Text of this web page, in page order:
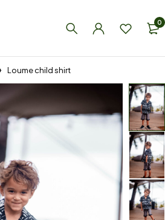
0
Loume child shirt